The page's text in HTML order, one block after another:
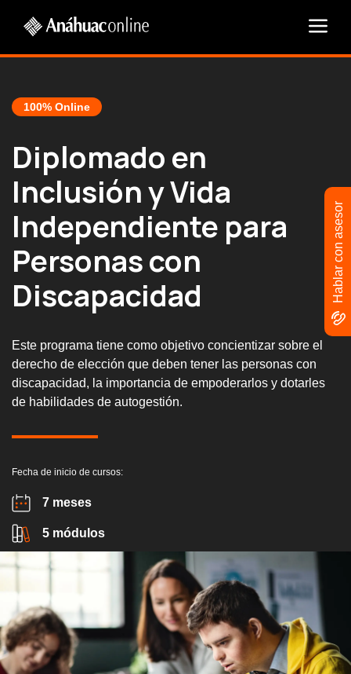
100% Online
Diplomado en
Inclusión y Vida
Independiente para
Personas con
Discapacidad
Este programa tiene como objetivo concientizar sobre el
derecho de elección que deben tener las personas con
discapacidad, la importancia de empoderarlos y dotarles
de habilidades de autogestión.
Fecha de inicio de cursos:
7 meses
5 módulos
Hablar con asesor